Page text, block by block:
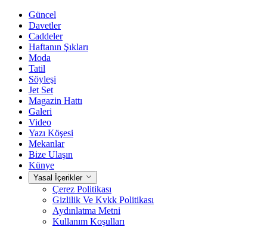
Güncel
Davetler
Caddeler
Haftanın Şıkları
Moda
Tatil
Söyleşi
Jet Set
Magazin Hattı
Galeri
Video
Yazı Köşesi
Mekanlar
Bize Ulaşın
Künye
Yasal İçerikler
Çerez Politikası
Gizlilik Ve Kvkk Politikası
Aydınlatma Metni
Kullanım Koşulları